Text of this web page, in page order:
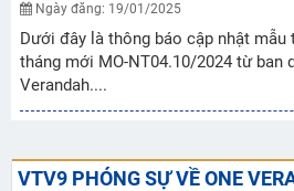
Ngày đăng: 19/01/2025
Dưới đây là thông báo cập nhật mẫu
tháng mới MO-NT04.10/2024 từ ban
Verandah....
VTV9 PHÓNG SỰ VỀ ONE